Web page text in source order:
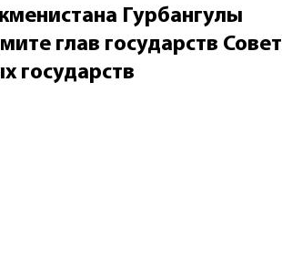
Гурбангулы
глав государств
государств